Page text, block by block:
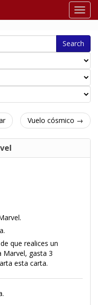
Search
Vuelo cósmico →
que realices un
Marvel, gasta 3
esta carta.